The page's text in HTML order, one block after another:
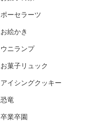
ポーセラーツ
お絵かき
ウニランプ
お菓子リュック
アイシングクッキー
恐竜
卒業卒園